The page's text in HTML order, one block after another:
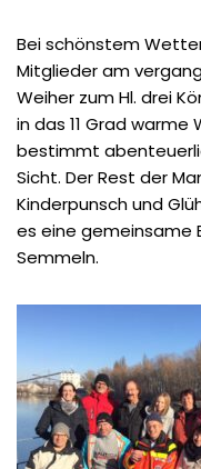
Bei schönstem
Mitglieder am
Weiher zum Hl. drei
in das 11 Grad
bestimmt
Sicht. Der Rest der
Kinderpunsch und
es eine gemeinsame
Semmeln.